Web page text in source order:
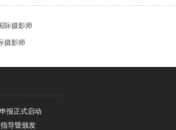
际摄影师
摄影师
收藏 挑错 推荐 打印
报正式启动
导暨颁发